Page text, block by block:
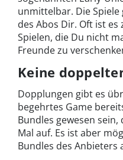
unmittelbar. Die
des Abos Dir. Oft ist
Spielen, die Du nicht
Freunde zu
Keine
Dopplungen gibt es
begehrtes Game
Bundles gewesen
Mal auf. Es ist aber
Bundles des Anbieters